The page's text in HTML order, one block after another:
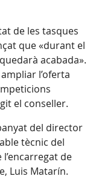
de les tasques
que «durant el
acabada».
l’oferta
el conseller.
del director
tècnic del
de
Luis Matarín.